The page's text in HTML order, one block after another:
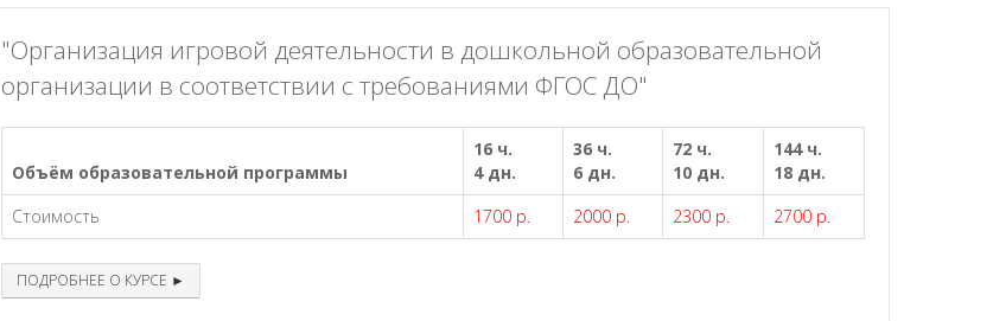
"Организация игровой деятельности в дошкольной образовательной
организации в соответствии с требованиями ФГОС ДО"
Объём образовательной программы
16 ч.
4 дн.
36 ч.
6 дн.
72 ч.
10 дн.
144 ч.
18 дн.
Стоимость
1700 р. 2000 р. 2300 р. 2700 р.
ПОДРОБНЕЕ О КУРСЕ ►